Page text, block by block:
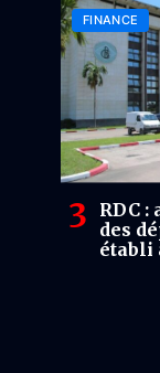
FINANCE
RDC :
des
établi